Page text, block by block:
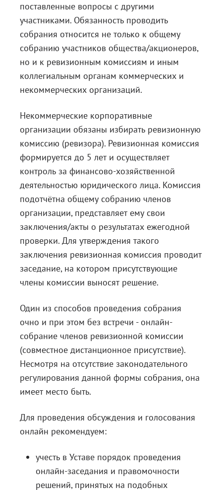
поставленные вопросы с другими
участниками. Обязанность проводить
собрания относится не только к общему
собранию участников общества/акционеров,
но и к ревизионным комиссиям и иным
коллегиальным органам коммерческих и
некоммерческих организаций.
Некоммерческие корпоративные
организации обязаны избирать ревизионную
комиссию (ревизора). Ревизионная комиссия
формируется до 5 лет и осуществляет
контроль за финансово-хозяйственной
деятельностью юридического лица. Комиссия
подотчётна общему собранию членов
организации, представляет ему свои
заключения/акты о результатах ежегодной
проверки. Для утверждения такого
заключения ревизионная комиссия проводит
заседание, на котором присутствующие
члены комиссии выносят решение.
Один из способов проведения собрания
очно и при этом без встречи - онлайн-
собрание членов ревизионной комиссии
(совместное дистанционное присутствие).
Несмотря на отсутствие законодательного
регулирования данной формы собрания, она
имеет место быть.
Для проведения обсуждения и голосования
онлайн рекомендуем:
учесть в Уставе порядок проведения
онлайн-заседания и правомочности
решений, принятых на подобных